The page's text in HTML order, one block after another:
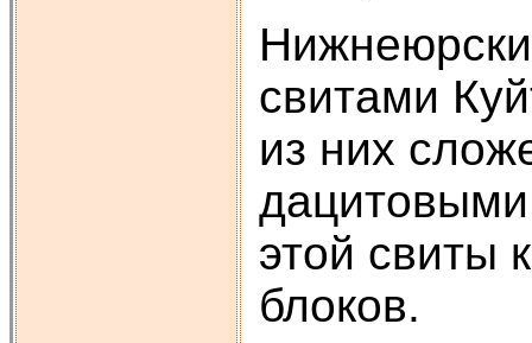
свитами
из них
этой свиты
блоков.